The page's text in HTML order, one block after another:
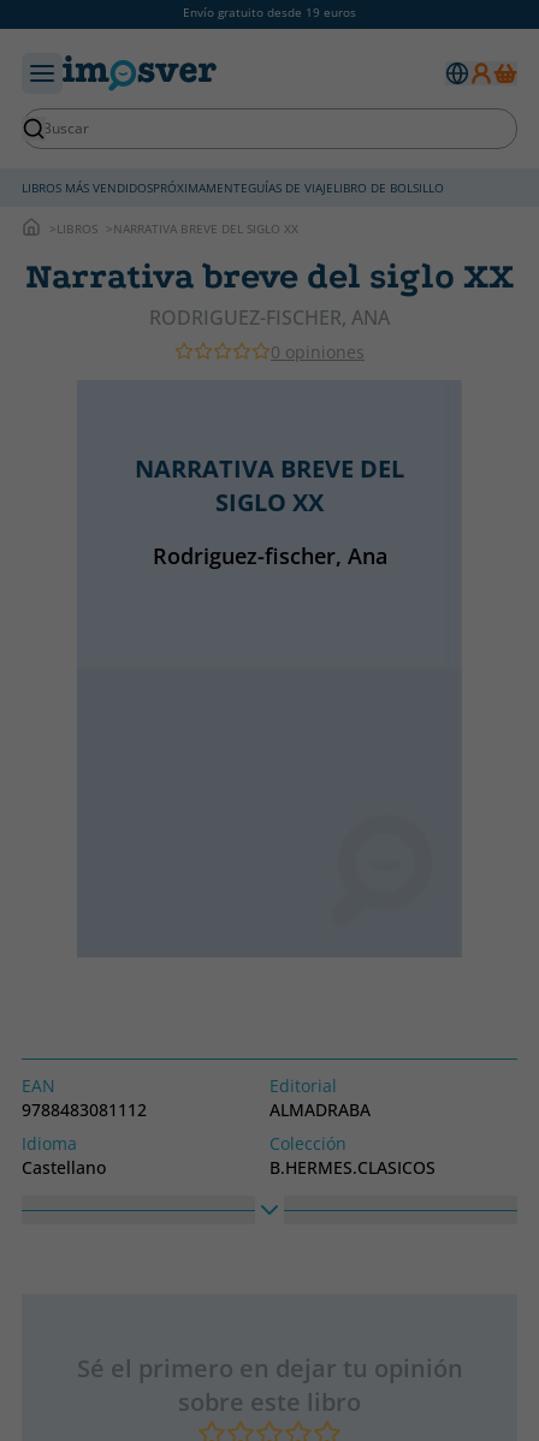
Envío gratuito desde 19 euros
LIBROS MÁS VENDIDOSPRÓXIMAMENTEGUÍAS DE VIAJELIBRO DE BOLSILLO
LIBROS NARRATIVA BREVE DEL SIGLO XX
Narrativa breve del siglo XX
RODRIGUEZ-FISCHER, ANA
0 opiniones
NARRATIVA BREVE DEL
SIGLO XX
Rodriguez-fischer, Ana
EAN
9788483081112
Editorial
ALMADRABA
Idioma
Castellano
Colección
B.HERMES.CLASICOS
Sé el primero en dejar tu opinión
sobre este libro